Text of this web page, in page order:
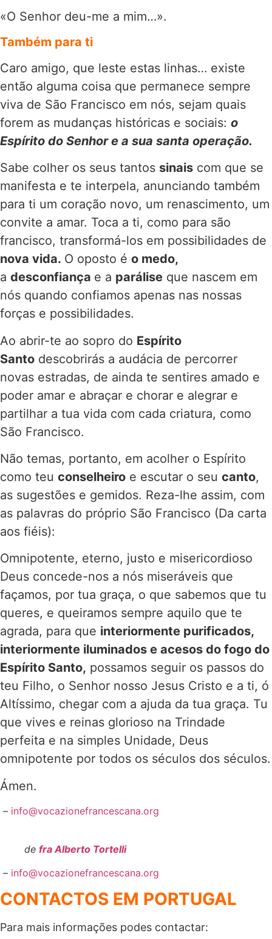
«O Senhor deu-me a mim…».
Também para ti
Caro amigo, que leste estas linhas… existe
então alguma coisa que permanece sempre
viva de São Francisco em nós, sejam quais
forem as mudanças históricas e sociais: o
Espírito do Senhor e a sua santa operação.
Sabe colher os seus tantos sinais com que se
manifesta e te interpela, anunciando também
para ti um coração novo, um renascimento, um
convite a amar. Toca a ti, como para são
francisco, transformá-los em possibilidades de
nova vida. O oposto é o medo,
a desconfiança e a parálise que nascem em
nós quando confiamos apenas nas nossas
forças e possibilidades.
Ao abrir-te ao sopro do Espírito
Santo descobrirás a audácia de percorrer
novas estradas, de ainda te sentires amado e
poder amar e abraçar e chorar e alegrar e
partilhar a tua vida com cada criatura, como
São Francisco.
Não temas, portanto, em acolher o Espírito
como teu conselheiro e escutar o seu canto,
as sugestões e gemidos. Reza-lhe assim, com
as palavras do próprio São Francisco (Da carta
aos fiéis):
Omnipotente, eterno, justo e misericordioso
Deus concede-nos a nós miseráveis que
façamos, por tua graça, o que sabemos que tu
queres, e queiramos sempre aquilo que te
agrada, para que interiormente purificados,
interiormente iluminados e acesos do fogo do
Espírito Santo, possamos seguir os passos do
teu Filho, o Senhor nosso Jesus Cristo e a ti, ó
Altíssimo, chegar com a ajuda da tua graça. Tu
que vives e reinas glorioso na Trindade
perfeita e na simples Unidade, Deus
omnipotente por todos os séculos dos séculos.
Ámen.
– info@vocazionefrancescana.org
de fra Alberto Tortelli
– info@vocazionefrancescana.org
CONTACTOS EM PORTUGAL
Para mais informações podes contactar: